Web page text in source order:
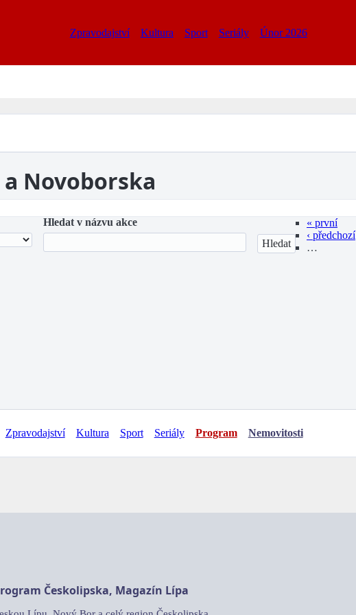
Zpravodajství Kultura Sport Seriály Únor 2026
Novoborska
Hledat v názvu akce
« první
‹ předchozí
…
Zpravodajství Kultura Sport Seriály Program Nemovitosti
Českolipska, Magazín Lípa